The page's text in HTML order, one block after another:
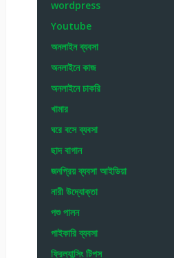
wordpress
Youtube
অনলাইন ব্যবসা
অনলাইনে কাজ
অনলাইনে চাকরি
খামার
ঘরে বসে ব্যবসা
ছাদ বাগান
জনপ্রিয় ব্যবসা আইডিয়া
নারী উদ্যোক্তা
পশু পালন
পাইকারি ব্যবসা
ফ্রিল্যান্সিং টিপস